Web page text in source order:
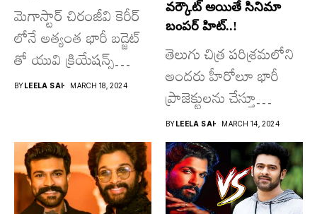
మెగాస్టార్ చిరంజీవి కెరీర్
లోనే అత్యంత భారీ బడ్జెట్
తో యువి క్రియేషన్స్
రూపొందిస్తున్న
BYLEELA SAI MARCH 18, 2024
వర్కౌట్ అయితే సినిమా
బంపర్ హిట్..!
తెలుగు చిత్ర పరిశ్రమలోని
అందరు హీరోలూ భారీ
ప్రాజెక్టులను చేస్తూ
దూసుకుపోతోన్నారు.
అందులో కొందరు
మాత్రమే...
BYLEELA SAI MARCH 14, 2024